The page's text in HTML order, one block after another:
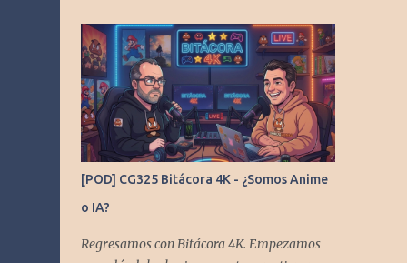
[POD] CG325 Bitácora 4K - ¿Somos Anime
o IA?
Regresamos con Bitácora 4K. Empezamos